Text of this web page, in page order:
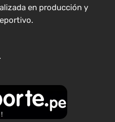
elegir
en
en producción y